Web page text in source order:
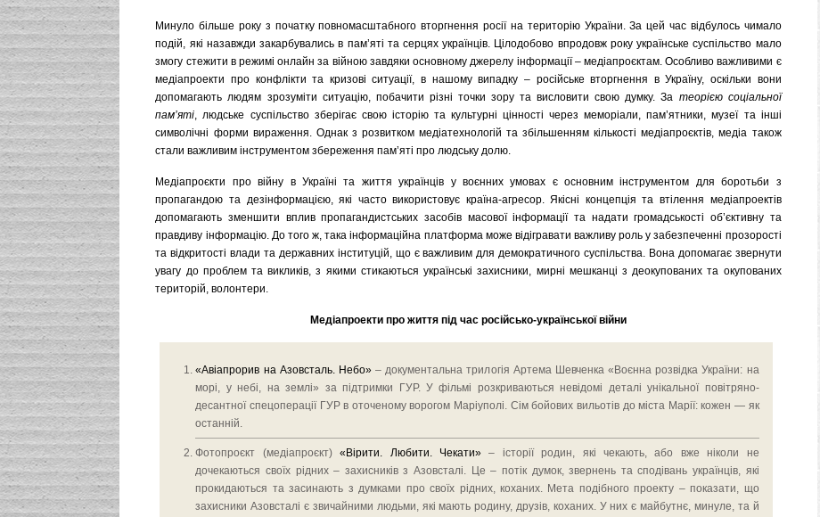
Минуло більше року з початку повномасштабного вторгнення росії на територію України. За цей час відбулось чимало
подій, які назавжди закарбувались в пам’яті та серцях українців. Цілодобово впродовж року українське суспільство мало
змогу стежити в режимі онлайн за війною завдяки основному джерелу інформації – медіапроєктам. Особливо важливими є
медіапроекти про конфлікти та кризові ситуації, в нашому випадку – російське вторгнення в Україну, оскільки вони
допомагають людям зрозуміти ситуацію, побачити різні точки зору та висловити свою думку. За теорією соціальної
пам’яті, людське суспільство зберігає свою історію та культурні цінності через меморіали, пам’ятники, музеї та інші
символічні форми вираження. Однак з розвитком медіатехнологій та збільшенням кількості медіапроєктів, медіа також
стали важливим інструментом збереження пам’яті про людську долю.
Медіапроєкти про війну в Україні та життя українців у воєнних умовах є основним інструментом для боротьби з
пропагандою та дезінформацією, які часто використовує країна-агресор. Якісні концепція та втілення медіапроектів
допомагають зменшити вплив пропагандистських засобів масової інформації та надати громадськості об’єктивну та
правдиву інформацію. До того ж, така інформаційна платформа може відігравати важливу роль у забезпеченні прозорості
та відкритості влади та державних інституцій, що є важливим для демократичного суспільства. Вона допомагає звернути
увагу до проблем та викликів, з якими стикаються українські захисники, мирні мешканці з деокупованих та окупованих
територій, волонтери.
Медіапроекти про життя під час російсько-української війни
«Авіапрорив на Азовсталь. Небо»– документальна трилогія Артема Шевченка «Воєнна розвідка України: на
морі, у небі, на землі» за підтримки ГУР. У фільмі розкриваються невідомі деталі унікальної повітряно-
десантної спецоперації ГУР в оточеному ворогом Маріуполі. Сім бойових вильотів до міста Марії: кожен — як
останній.
Фотопроєкт (медіапроєкт)«Вірити. Любити. Чекати» – історії родин, які чекають, або вже ніколи не
дочекаються своїх рідних – захисників з Азовсталі. Це – потік думок, звернень та сподівань українців, які
прокидаються та засинають з думками про своїх рідних, коханих. Мета подібного проекту – показати, що
захисники Азовсталі є звичайними людьми, які мають родину, друзів, коханих. У них є майбутнє, минуле, та й